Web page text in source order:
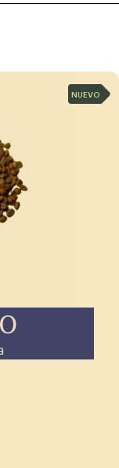
NUEVO